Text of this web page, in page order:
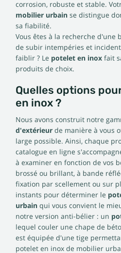
corrosion, robuste et stable.
mobilier urbain se distingue
sa fiabilité.
Vous êtes à la recherche d'une
de subir intempéries et
faiblir ? Le potelet en inox fait
produits de choix.
Quelles options
en inox ?
Nous avons construit notre
d'extérieur de manière à vous
large possible. Ainsi, chaque
catalogue en ligne
à examiner en fonction de vos
brossé ou brillant, à bande
fixation par scellement ou sur
instants pour déterminer le
urbain qui vous convient le
notre version anti-bélier : un
lequel couler une chape de
est équipée d'une tige
potelet en inox de mobilier